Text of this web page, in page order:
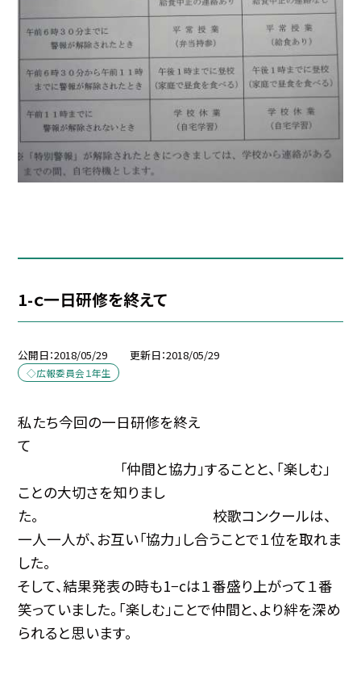
1-ｃ一日研修を終えて
公開日 2018/05/29 更新日 2018/05/29
◇広報委員会１年生
私たち今回の一日研修を終え
て
「仲間と協力」することと、「楽しむ」
ことの大切さを知りまし
た。 校歌コンクールは、
一人一人が、お互い「協力」し合うことで１位を取れま
した。
そして、結果発表の時も1−cは１番盛り上がって１番
笑っていました。「楽しむ」ことで仲間と、より絆を深め
られると思います。